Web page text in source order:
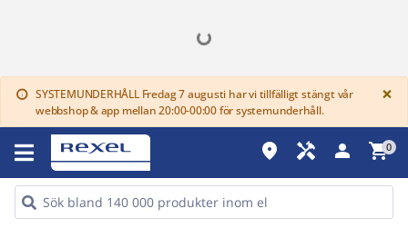
info SYSTEMUNDERHÅLL Fredag 7 augusti har vi tillfälligt stängt vår
webbshop & app mellan 20:00-00:00 för systemunderhåll.
×
place handyman person shopping_cart0